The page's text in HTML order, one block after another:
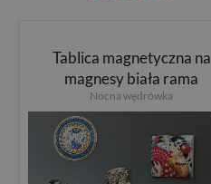
Tablica magnetyczna na
magnesy biała rama
Nocna wędrówka